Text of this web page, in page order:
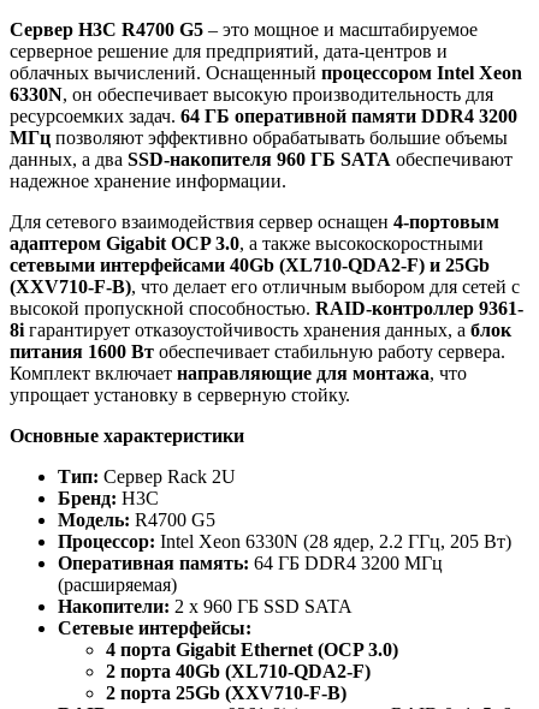
Сервер H3C R4700 G5 – это мощное и масштабируемое
серверное решение для предприятий, дата-центров и
облачных вычислений. Оснащенный процессором Intel Xeon
6330N, он обеспечивает высокую производительность для
ресурсоемких задач. 64 ГБ оперативной памяти DDR4 3200
МГц позволяют эффективно обрабатывать большие объемы
данных, а два SSD-накопителя 960 ГБ SATA обеспечивают
надежное хранение информации.
Для сетевого взаимодействия сервер оснащен 4-портовым
адаптером Gigabit OCP 3.0, а также высокоскоростными
сетевыми интерфейсами 40Gb (XL710-QDA2-F) и 25Gb
(XXV710-F-B), что делает его отличным выбором для сетей с
высокой пропускной способностью. RAID-контроллер 9361-
8i гарантирует отказоустойчивость хранения данных, а блок
питания 1600 Вт обеспечивает стабильную работу сервера.
Комплект включает направляющие для монтажа, что
упрощает установку в серверную стойку.
Основные характеристики
Тип: Сервер Rack 2U
Бренд: H3C
Модель: R4700 G5
Процессор: Intel Xeon 6330N (28 ядер, 2.2 ГГц, 205 Вт)
Оперативная память: 64 ГБ DDR4 3200 МГц
(расширяемая)
Накопители: 2 x 960 ГБ SSD SATA
Сетевые интерфейсы:
4 порта Gigabit Ethernet (OCP 3.0)
2 порта 40Gb (XL710-QDA2-F)
2 порта 25Gb (XXV710-F-B)